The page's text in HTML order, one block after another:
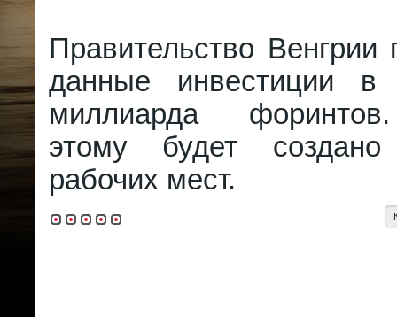
Правительство Венгрии
данные инвестиции в
миллиарда
этому будет
рабочих мест.